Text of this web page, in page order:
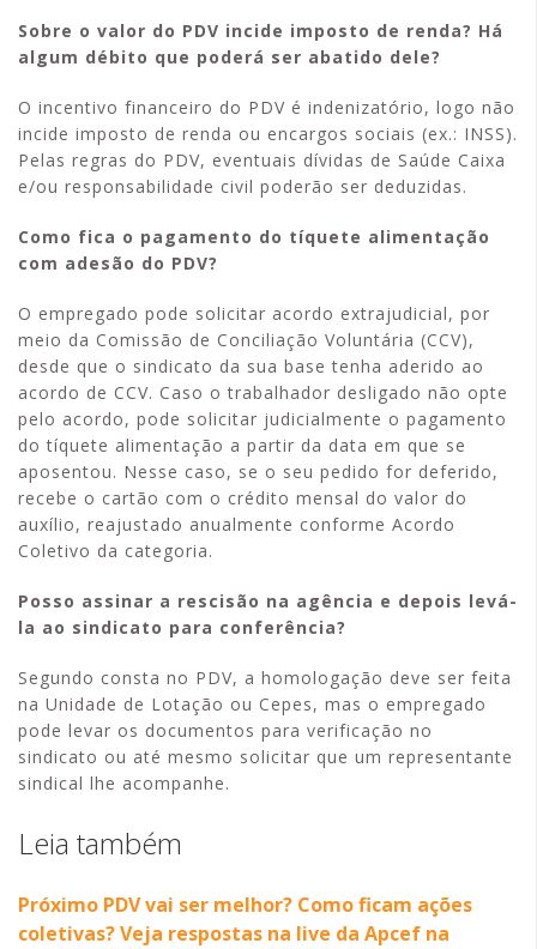
Sobre o valor do PDV incide imposto de renda? Há
algum débito que poderá ser abatido dele?
O incentivo financeiro do PDV é indenizatório, logo não
incide imposto de renda ou encargos sociais (ex.: INSS).
Pelas regras do PDV, eventuais dívidas de Saúde Caixa
e/ou responsabilidade civil poderão ser deduzidas.
Como fica o pagamento do tíquete alimentação
com adesão do PDV?
O empregado pode solicitar acordo extrajudicial, por
meio da Comissão de Conciliação Voluntária (CCV),
desde que o sindicato da sua base tenha aderido ao
acordo de CCV. Caso o trabalhador desligado não opte
pelo acordo, pode solicitar judicialmente o pagamento
do tíquete alimentação a partir da data em que se
aposentou. Nesse caso, se o seu pedido for deferido,
recebe o cartão com o crédito mensal do valor do
auxílio, reajustado anualmente conforme Acordo
Coletivo da categoria.
Posso assinar a rescisão na agência e depois levá-
la ao sindicato para conferência?
Segundo consta no PDV, a homologação deve ser feita
na Unidade de Lotação ou Cepes, mas o empregado
pode levar os documentos para verificação no
sindicato ou até mesmo solicitar que um representante
sindical lhe acompanhe.
Leia também
Próximo PDV vai ser melhor? Como ficam ações
coletivas? Veja respostas na live da Apcef na